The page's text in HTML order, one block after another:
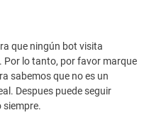
que ningún bot visita
lo tanto, por favor marque
sabemos que no es un
Despues puede seguir
siempre.